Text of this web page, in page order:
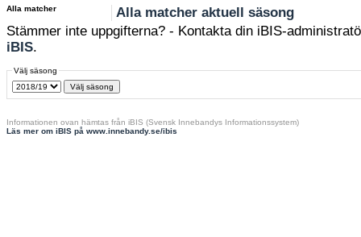
Alla matcher
Alla matcher aktuell säsong
Stämmer inte uppgifterna? - Kontakta din iBIS-
iBIS.
Välj säsong
Informationen ovan hämtas från iBIS (Svensk Innebandys Informationssystem)
Läs mer om iBIS på www.innebandy.se/ibis